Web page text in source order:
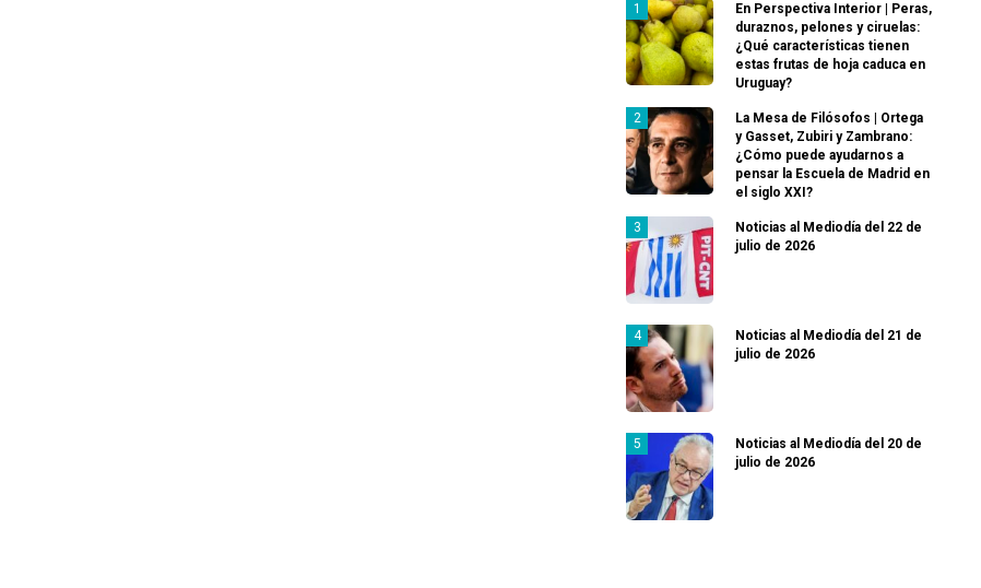
En Perspectiva Interior | Peras,
duraznos, pelones y ciruelas:
¿Qué características tienen
estas frutas de hoja caduca en
Uruguay?
La Mesa de Filósofos | Ortega
y Gasset, Zubiri y Zambrano:
¿Cómo puede ayudarnos a
pensar la Escuela de Madrid en
el siglo XXI?
Noticias al Mediodía del 22 de
julio de 2026
Noticias al Mediodía del 21 de
julio de 2026
Noticias al Mediodía del 20 de
julio de 2026